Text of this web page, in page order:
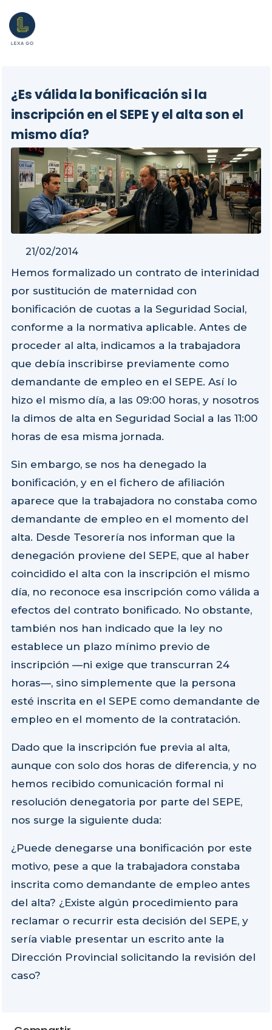
¿Es válida la bonificación si la
inscripción en el SEPE y el alta son el
mismo día?
21/02/2014
Hemos formalizado un contrato de interinidad
por sustitución de maternidad con
bonificación de cuotas a la Seguridad Social,
conforme a la normativa aplicable. Antes de
proceder al alta, indicamos a la trabajadora
que debía inscribirse previamente como
demandante de empleo en el SEPE. Así lo
hizo el mismo día, a las 09:00 horas, y nosotros
la dimos de alta en Seguridad Social a las 11:00
horas de esa misma jornada.
Sin embargo, se nos ha denegado la
bonificación, y en el fichero de afiliación
aparece que la trabajadora no constaba como
demandante de empleo en el momento del
alta. Desde Tesorería nos informan que la
denegación proviene del SEPE, que al haber
coincidido el alta con la inscripción el mismo
día, no reconoce esa inscripción como válida a
efectos del contrato bonificado. No obstante,
también nos han indicado que la ley no
establece un plazo mínimo previo de
inscripción —ni exige que transcurran 24
horas—, sino simplemente que la persona
esté inscrita en el SEPE como demandante de
empleo en el momento de la contratación.
Dado que la inscripción fue previa al alta,
aunque con solo dos horas de diferencia, y no
hemos recibido comunicación formal ni
resolución denegatoria por parte del SEPE,
nos surge la siguiente duda:
¿Puede denegarse una bonificación por este
motivo, pese a que la trabajadora constaba
inscrita como demandante de empleo antes
del alta? ¿Existe algún procedimiento para
reclamar o recurrir esta decisión del SEPE, y
sería viable presentar un escrito ante la
Dirección Provincial solicitando la revisión del
caso?